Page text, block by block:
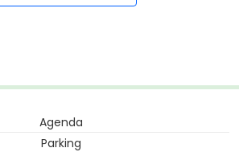
Agenda
Parking